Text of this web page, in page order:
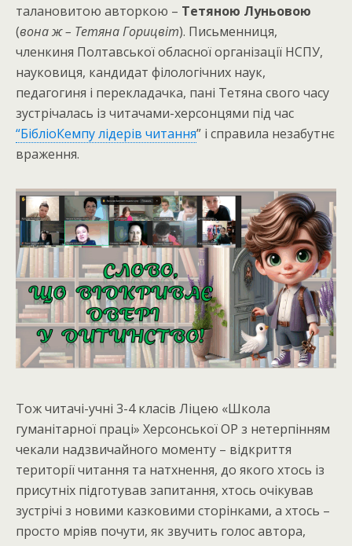
талановитою авторкою – Тетяною Луньовою
(вона ж – Тетяна Горицвіт). Письменниця,
членкиня Полтавської обласної організації НСПУ,
науковиця, кандидат філологічних наук,
педагогиня і перекладачка, пані Тетяна свого часу
зустрічалась із читачами-херсонцями під час
“БібліоКемпу лідерів читання” і справила незабутнє
враження.
Тож читачі-учні 3-4 класів Ліцею «Школа
гуманітарної праці» Херсонської ОР з нетерпінням
чекали надзвичайного моменту – відкриття
території читання та натхнення, до якого хтось із
присутніх підготував запитання, хтось очікував
зустрічі з новими казковими сторінками, а хтось –
просто мріяв почути, як звучить голос автора,